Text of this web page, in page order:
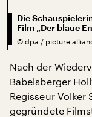
Die
Film „Der blaue
© dpa / picture
Nach der
Babelsberger
Regisseur Volker
gegründete